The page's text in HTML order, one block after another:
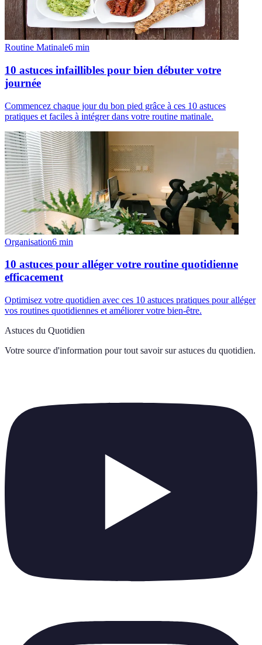
Routine Matinale6 min
10 astuces infaillibles pour bien débuter votre
journée
Commencez chaque jour du bon pied grâce à ces 10 astuces
pratiques et faciles à intégrer dans votre routine matinale.
Organisation6 min
10 astuces pour alléger votre routine quotidienne
efficacement
Optimisez votre quotidien avec ces 10 astuces pratiques pour alléger
vos routines quotidiennes et améliorer votre bien-être.
Astuces du Quotidien
Votre source d'information pour tout savoir sur astuces du quotidien.